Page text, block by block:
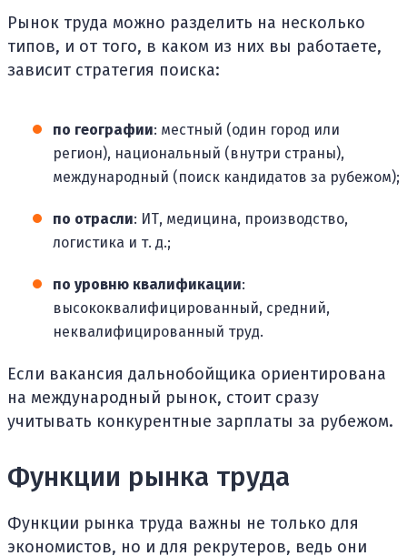
Рынок труда можно разделить на несколько
типов, и от того, в каком из них вы работаете,
зависит стратегия поиска:
по географии: местный (один город или
регион), национальный (внутри страны),
международный (поиск кандидатов за рубежом);
по отрасли: ИТ, медицина, производство,
логистика и т. д.;
по уровню квалификации:
высококвалифицированный, средний,
неквалифицированный труд.
Если вакансия дальнобойщика ориентирована
на международный рынок, стоит сразу
учитывать конкурентные зарплаты за рубежом.
Функции рынка труда
Функции рынка труда важны не только для
экономистов, но и для рекрутеров, ведь они